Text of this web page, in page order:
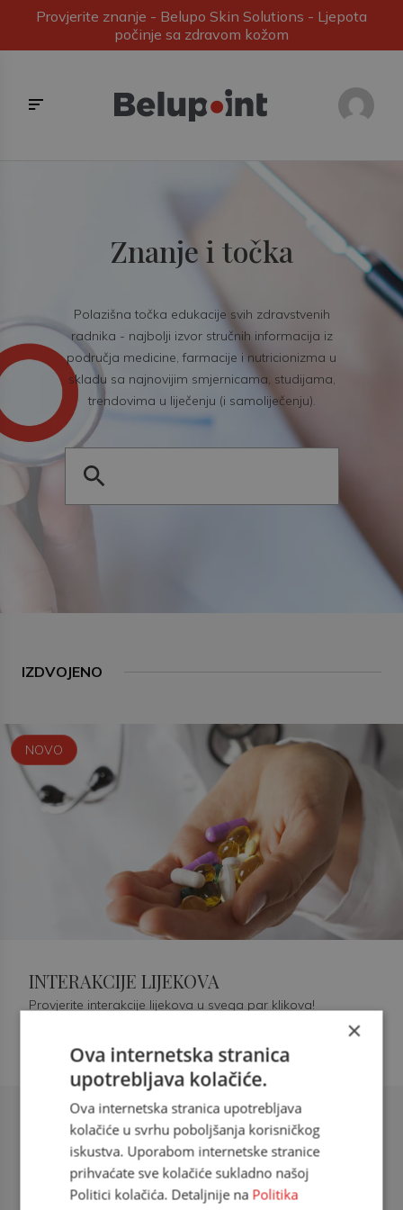
Provjerite znanje - Belupo Skin Solutions - Ljepota
počinje sa zdravom kožom
Znanje i točka
Polazišna točka edukacije svih zdravstvenih
radnika - najbolji izvor stručnih informacija iz
područja medicine, farmacije i nutricionizma u
skladu sa najnovijim smjernicama, studijama,
trendovima u liječenju (i samoliječenju).
IZDVOJENO
Šećerna bolest tip 2 = kardiovaskularna
doc. dr. sc. Višnja Kokić Maleš,
dr.med., specijalististica
NOVO
INTERAKCIJE LIJEKOVA
Provjerite interakcije lijekova u svega par klikova!
×
Ova internetska stranica
upotrebljava kolačiće.
Ova internetska stranica upotrebljava
kolačiće u svrhu poboljšanja korisničkog
iskustva. Uporabom internetske stranice
prihvaćate sve kolačiće sukladno našoj
Politici kolačića. Detaljnije na Politika